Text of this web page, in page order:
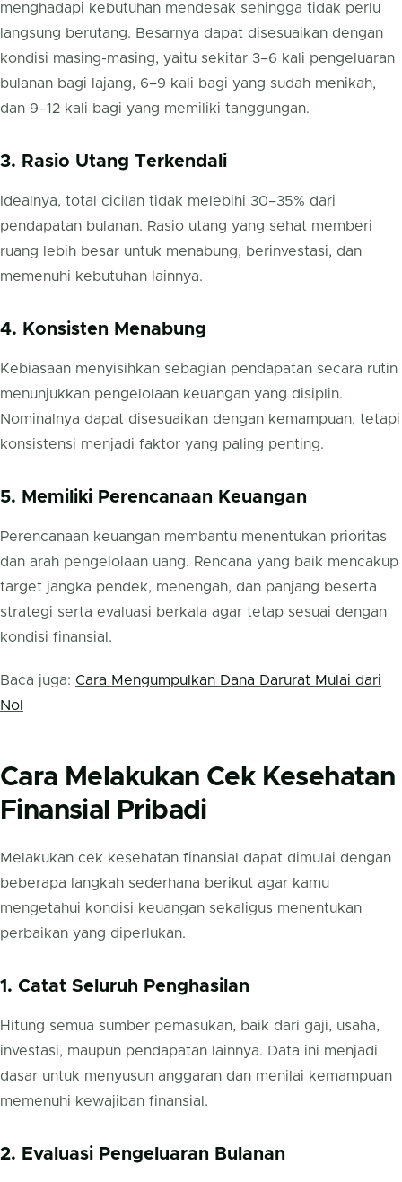
menghadapi kebutuhan mendesak sehingga tidak perlu
langsung berutang. Besarnya dapat disesuaikan dengan
kondisi masing-masing, yaitu sekitar 3–6 kali pengeluaran
bulanan bagi lajang, 6–9 kali bagi yang sudah menikah,
dan 9–12 kali bagi yang memiliki tanggungan.
3. Rasio Utang Terkendali
Idealnya, total cicilan tidak melebihi 30–35% dari
pendapatan bulanan. Rasio utang yang sehat memberi
ruang lebih besar untuk menabung, berinvestasi, dan
memenuhi kebutuhan lainnya.
4. Konsisten Menabung
Kebiasaan menyisihkan sebagian pendapatan secara rutin
menunjukkan pengelolaan keuangan yang disiplin.
Nominalnya dapat disesuaikan dengan kemampuan, tetapi
konsistensi menjadi faktor yang paling penting.
5. Memiliki Perencanaan Keuangan
Perencanaan keuangan membantu menentukan prioritas
dan arah pengelolaan uang. Rencana yang baik mencakup
target jangka pendek, menengah, dan panjang beserta
strategi serta evaluasi berkala agar tetap sesuai dengan
kondisi finansial.
Baca juga: Cara Mengumpulkan Dana Darurat Mulai dari
Nol
Cara Melakukan Cek Kesehatan
Finansial Pribadi
Melakukan cek kesehatan finansial dapat dimulai dengan
beberapa langkah sederhana berikut agar kamu
mengetahui kondisi keuangan sekaligus menentukan
perbaikan yang diperlukan.
1. Catat Seluruh Penghasilan
Hitung semua sumber pemasukan, baik dari gaji, usaha,
investasi, maupun pendapatan lainnya. Data ini menjadi
dasar untuk menyusun anggaran dan menilai kemampuan
memenuhi kewajiban finansial.
2. Evaluasi Pengeluaran Bulanan